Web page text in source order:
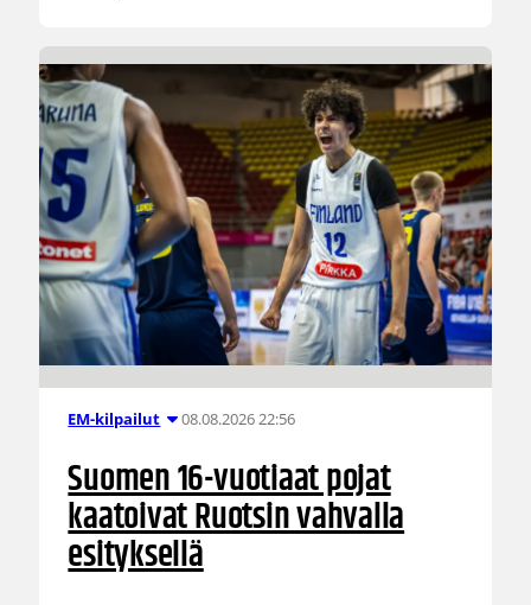
EM-kilpailut 08.08.2026 22:56
Suomen 16-vuotiaat pojat
kaatoivat Ruotsin vahvalla
esityksellä